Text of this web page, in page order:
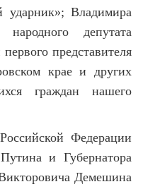
ударник»; Владимира
депутата
представителя
крае и других
граждан нашего
Федерации
и Губернатора
Демешина